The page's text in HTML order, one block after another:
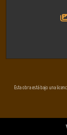
Esta obra está bajo una